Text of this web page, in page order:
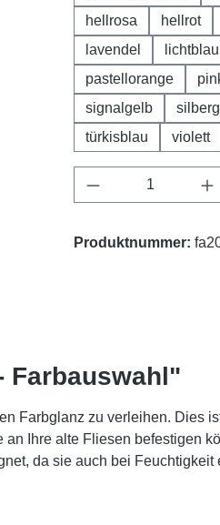
hellrosa
hellrot
lavendel
lichtblau
pastellorange
signalgelb
türkisblau
violett
Produkt
Produktnummer:
Farbauswahl"
Farbglanz zu verleihen. Dies
Ihre alte Fliesen befestigen
da sie auch bei